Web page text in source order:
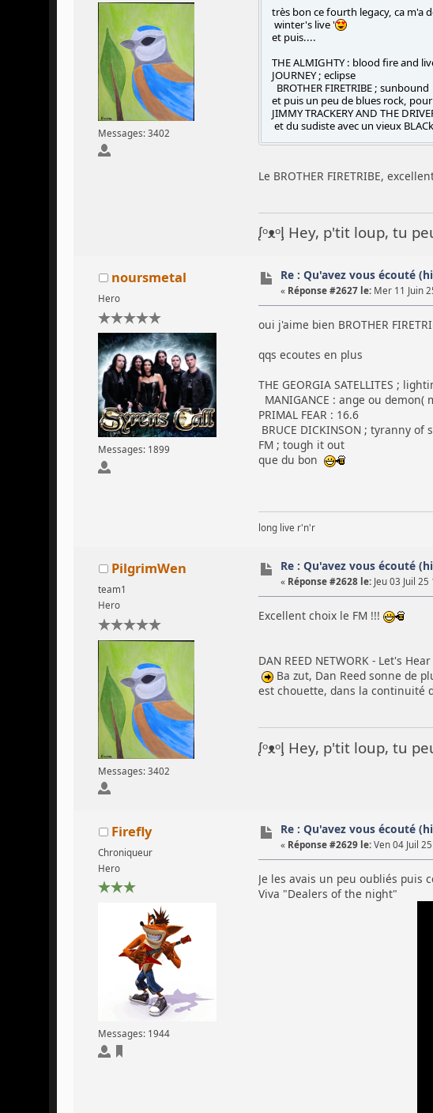
Messages: 3402
très bon ce fourth legacy, ca m'a
winter's live '
et puis....
THE ALMIGHTY : blood fire and
JOURNEY ; eclipse
BROTHER FIRETRIBE ; sunbound
et puis un peu de blues rock,
JIMMY TRACKERY AND THE
et du sudiste avec un vieux
Le BROTHER FIRETRIBE,
ᶘᵒᴥᵒᶅ Hey, p'tit loup, tu
noursmetal
Hero
Messages: 1899
Re : Qu'avez vous écouté
« Réponse #2627 le: Mer 11 Juin
oui j'aime bien BROTHER
qqs ecoutes en plus
THE GEORGIA SATELLITES ;
MANIGANCE : ange ou
PRIMAL FEAR : 16.6
BRUCE DICKINSON ; tyranny of
FM ; tough it out
que du bon
long live r'n'r
PilgrimWen
team1
Hero
Messages: 3402
Re : Qu'avez vous écouté
« Réponse #2628 le: Jeu 03 Juil
Excellent choix le FM !!!
DAN REED NETWORK - Let's
Ba zut, Dan Reed sonne de
est chouette, dans la continuité
ᶘᵒᴥᵒᶅ Hey, p'tit loup, tu
Firefly
Chroniqueur
Hero
Messages: 1944
Re : Qu'avez vous écouté
« Réponse #2629 le: Ven 04 Juil
Je les avais un peu oubliés puis
Viva "Dealers of the night"